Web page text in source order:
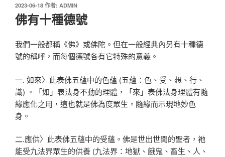
發
佈
於
2023-06-18 作者: ADMIN
佛有十種德號
我們一般都稱《佛》或佛陀。但在一般經典內另有十種德
號的稱呼，而每個德號各有它特殊的意義。
一. 如來〉此表佛五蘊中的色蘊 (五蘊：色、受、想、行、
識) 。「如」表法身不動的理體，「來」表佛法身理體有隨
緣應化之用，這也就是佛為度眾生，隨緣而示現地妙色
身。
二.應供〉此表佛五蘊中的受蘊。佛是世出世間的聖者，祂
能受九法界眾生的供養 (九法界：地獄、餓鬼、畜生、人、